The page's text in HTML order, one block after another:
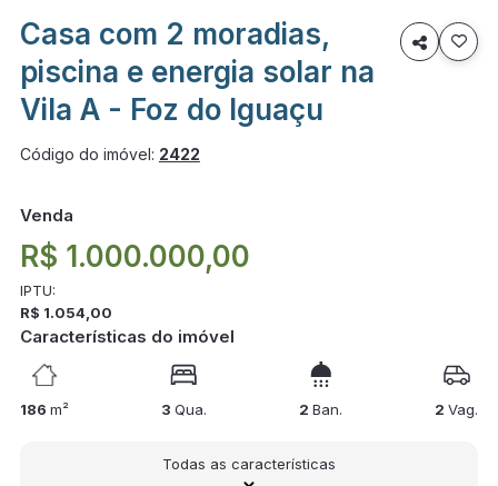
Casa com 2 moradias,
piscina e energia solar na
Vila A - Foz do Iguaçu

Código do imóvel: 2422
Venda
R$ 1.000.000,00
IPTU:
R$ 1.054,00
Características do imóvel
186 m² 3 Qua. 2Ban. 2Vag.
Todas as características